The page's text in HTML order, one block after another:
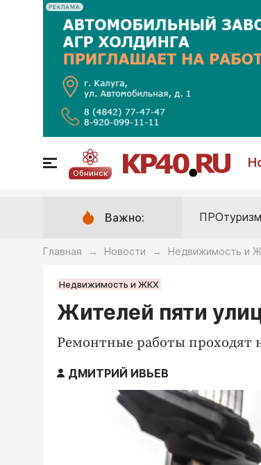
РЕКЛАМА
Обнинск
Важно: ПРОтуризм
Главная → Новости → Недвижимость и
Недвижимость и ЖКХ
Жителей пяти
Ремонтные работы проходят
ДМИТРИЙ ИВЬЕВ